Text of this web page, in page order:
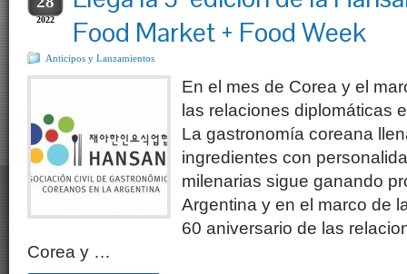
2022
Food Market + Food Week
Anticipos y Lanzamientos
En el mes de Corea y el
las relaciones diplomáticas
La gastronomía coreana
ingredientes con
milenarias sigue ganando
Argentina y en el marco de
60 aniversario de las
Corea y …